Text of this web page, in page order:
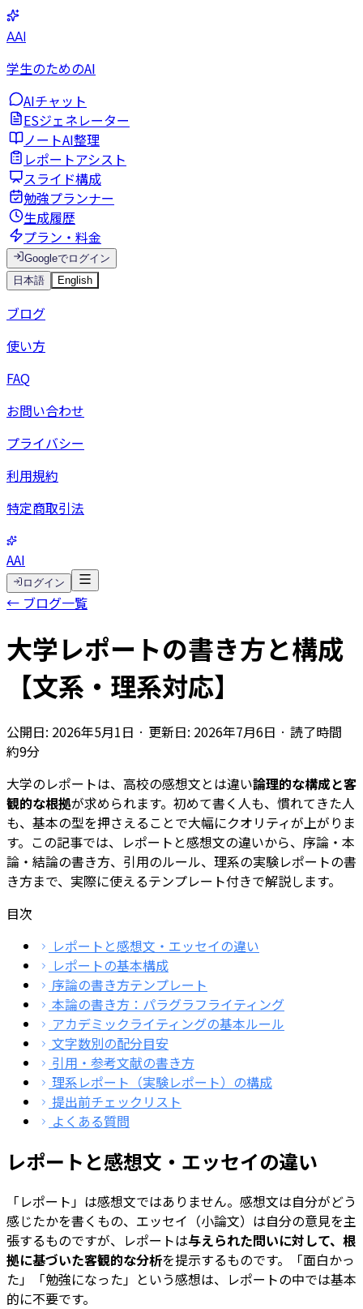
AAI
学生のためのAI
AIチャット
ESジェネレーター
ノートAI整理
レポートアシスト
スライド構成
勉強プランナー
生成履歴
プラン・料金
Googleでログイン
日本語
English
ブログ
使い方
FAQ
お問い合わせ
プライバシー
利用規約
特定商取引法
AAI
ログイン
← ブログ一覧
大学レポートの書き方と構成
【文系・理系対応】
公開日: 2026年5月1日 · 更新日: 2026年7月6日 · 読了時間
約9分
大学のレポートは、高校の感想文とは違い論理的な構成と客
観的な根拠が求められます。初めて書く人も、慣れてきた人
も、基本の型を押さえることで大幅にクオリティが上がりま
す。この記事では、レポートと感想文の違いから、序論・本
論・結論の書き方、引用のルール、理系の実験レポートの書
き方まで、実際に使えるテンプレート付きで解説します。
目次
レポートと感想文・エッセイの違い
レポートの基本構成
序論の書き方テンプレート
本論の書き方：パラグラフライティング
アカデミックライティングの基本ルール
文字数別の配分目安
引用・参考文献の書き方
理系レポート（実験レポート）の構成
提出前チェックリスト
よくある質問
レポートと感想文・エッセイの違い
「レポート」は感想文ではありません。感想文は自分がどう
感じたかを書くもの、エッセイ（小論文）は自分の意見を主
張するものですが、レポートは与えられた問いに対して、根
拠に基づいた客観的な分析を提示するものです。「面白かっ
た」「勉強になった」という感想は、レポートの中では基本
的に不要です。